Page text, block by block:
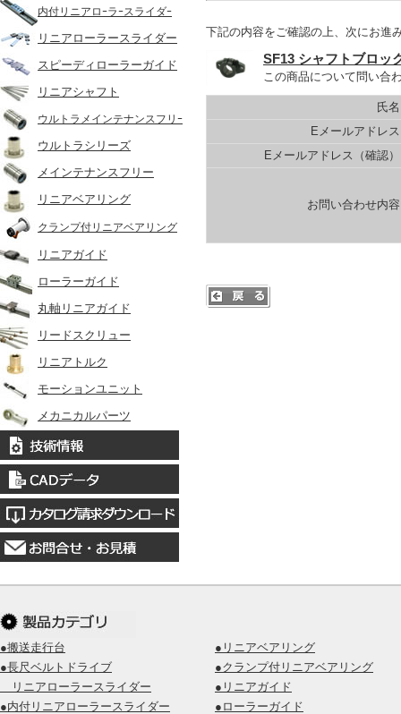
内付リニアロｰラｰスライダｰ
リニアローラースライダー
スピーディローラーガイド
リニアシャフト
ウルトラメインテナンスフリｰ
ウルトラシリーズ
メインテナンスフリー
リニアベアリング
クランプ付リニアベアリング
リニアガイド
ローラーガイド
丸軸リニアガイド
リードスクリュー
リニアトルク
モーションユニット
メカニカルパーツ
下記の内容をご確認の上、次にお進
SF13 シャフトブロッ
この商品について問い合
氏名
Eメールアドレス
Eメールアドレス（確認）
お問い合わせ内容
●搬送走行台
●長尺ベルトドライブ
リニアローラースライダー
●内付リニアローラースライダー
●リニアベアリング
●クランプ付リニアベアリング
●リニアガイド
●ローラーガイド